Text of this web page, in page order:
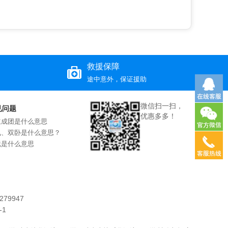
救援保障
途中意外，保证援助
问题
团是什么意思
双卧是什么意思？
什么意思
微信扫一扫，
优惠多多！